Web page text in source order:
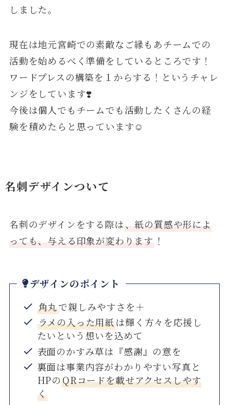
しました。
現在は地元宮崎での素敵なご縁もあチームでの
活動を始めるべく準備をしているところです！
ワードプレスの構築を１からする！というチャレ
ンジをしています❣️
今後は個人でもチームでも活動したくさんの経
験を積めたらと思っています☺️
名刺デザインついて
名刺のデザインをする際は、紙の質感や形によ
っても、与える印象が変わります ！
デザインのポイント
角丸で親しみやすさを＋
ラメの入った用紙は輝く方々を応援し
たいという想いを込めて
表面のかすみ草は『感謝』の意を
裏面は事業内容がわかりやすい写真と
HPのQRコードを載せアクセスしやす
く